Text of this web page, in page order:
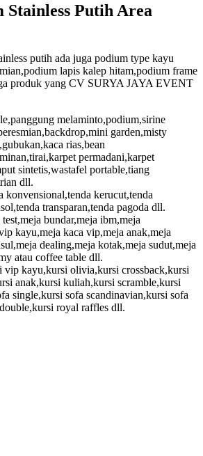
Stainless Putih Area
putih ada juga podium type kayu
lapis kalep hitam,podium frame
produk yang CV SURYA JAYA EVENT
melaminto,podium,sirine
garden,misty
rias,bean
permadani,karpet
sintetis,wastafel portable,tiang
dll.
konvensional,tenda kerucut,tenda
transparan,tenda pagoda dll.
bundar,meja ibm,meja
kayu,meja kaca vip,meja anak,meja
dealing,meja kotak,meja sudut,meja
atau coffee table dll.
vip kayu,kursi olivia,kursi crossback,kursi
anak,kursi kuliah,kursi scramble,kursi
single,kursi sofa scandinavian,kursi sofa
royal raffles dll.